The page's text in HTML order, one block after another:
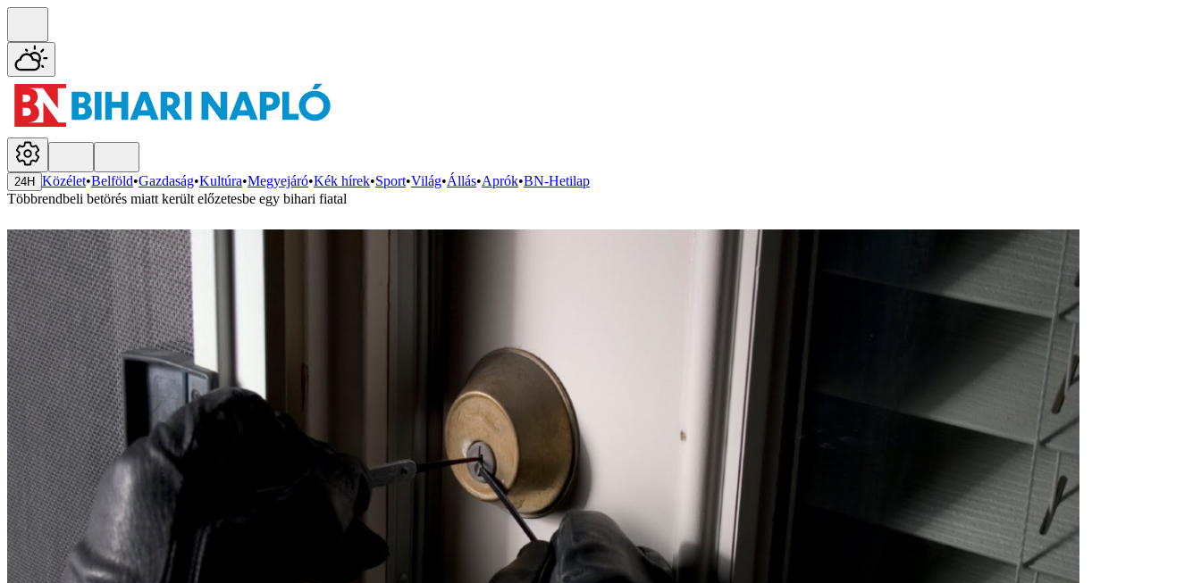
24H Közélet•Belföld•Gazdaság•Kultúra•Megyejáró•Kék hírek•Sport•Világ•Állás•Aprók•BN-Hetilap
Többrendbeli betörés miatt került előzetesbe egy bihari fiatal